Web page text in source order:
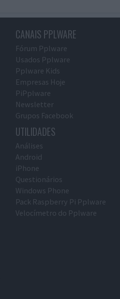
CANAIS PPLWARE
Fórum Pplware
Usados Pplware
Pplware Kids
Empresas Hoje
PiPplware
Newsletter
Grupos Facebook
UTILIDADES
Análises
Android
iPhone
Questionários
Windows Phone
Pack Raspberry Pi Pplware
Velocímetro do Pplware